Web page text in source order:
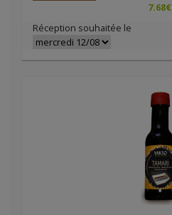
7.68€
Réception souhaitée le